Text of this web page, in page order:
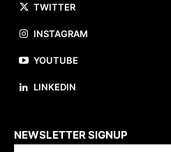
TWITTER
INSTAGRAM
YOUTUBE
LINKEDIN
NEWSLETTER SIGNUP